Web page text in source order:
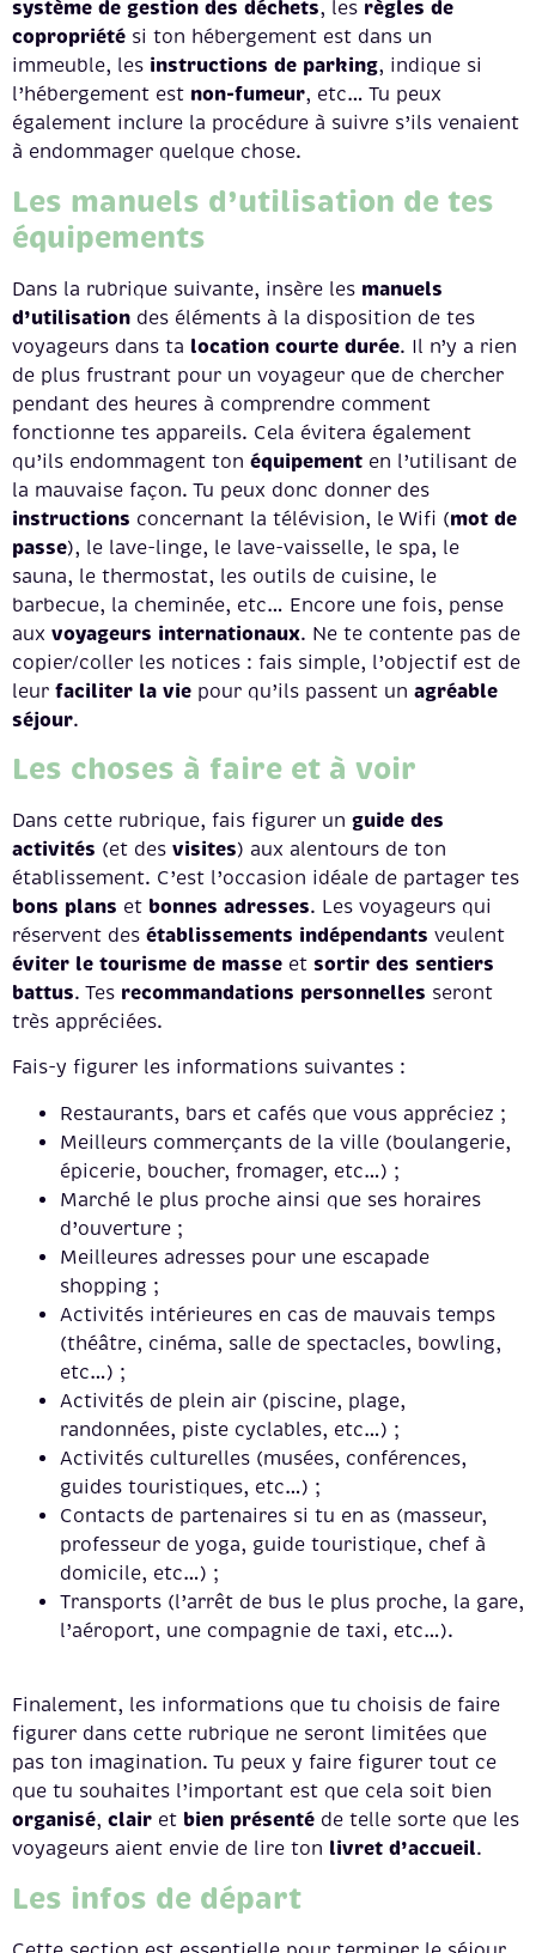
système de gestion des déchets, les règles de
copropriété si ton hébergement est dans un
immeuble, les instructions de parking, indique si
l’hébergement est non-fumeur, etc… Tu peux
également inclure la procédure à suivre s’ils venaient
à endommager quelque chose.
Les manuels d’utilisation de tes
équipements
Dans la rubrique suivante, insère les manuels
d’utilisation des éléments à la disposition de tes
voyageurs dans ta location courte durée. Il n’y a rien
de plus frustrant pour un voyageur que de chercher
pendant des heures à comprendre comment
fonctionne tes appareils. Cela évitera également
qu’ils endommagent ton équipement en l’utilisant de
la mauvaise façon. Tu peux donc donner des
instructions concernant la télévision, le Wifi (mot de
passe), le lave-linge, le lave-vaisselle, le spa, le
sauna, le thermostat, les outils de cuisine, le
barbecue, la cheminée, etc… Encore une fois, pense
aux voyageurs internationaux. Ne te contente pas de
copier/coller les notices : fais simple, l’objectif est de
leur faciliter la vie pour qu’ils passent un agréable
séjour.
Les choses à faire et à voir
Dans cette rubrique, fais figurer un guide des
activités (et des visites) aux alentours de ton
établissement. C’est l’occasion idéale de partager tes
bons plans et bonnes adresses. Les voyageurs qui
réservent des établissements indépendants veulent
éviter le tourisme de masse et sortir des sentiers
battus. Tes recommandations personnelles seront
très appréciées.
Fais-y figurer les informations suivantes :
Restaurants, bars et cafés que vous appréciez ;
Meilleurs commerçants de la ville (boulangerie,
épicerie, boucher, fromager, etc…) ;
Marché le plus proche ainsi que ses horaires
d’ouverture ;
Meilleures adresses pour une escapade
shopping ;
Activités intérieures en cas de mauvais temps
(théâtre, cinéma, salle de spectacles, bowling,
etc…) ;
Activités de plein air (piscine, plage,
randonnées, piste cyclables, etc…) ;
Activités culturelles (musées, conférences,
guides touristiques, etc…) ;
Contacts de partenaires si tu en as (masseur,
professeur de yoga, guide touristique, chef à
domicile, etc…) ;
Transports (l’arrêt de bus le plus proche, la gare,
l’aéroport, une compagnie de taxi, etc…).
Finalement, les informations que tu choisis de faire
figurer dans cette rubrique ne seront limitées que
pas ton imagination. Tu peux y faire figurer tout ce
que tu souhaites l’important est que cela soit bien
organisé, clair et bien présenté de telle sorte que les
voyageurs aient envie de lire ton livret d’accueil.
Les infos de départ